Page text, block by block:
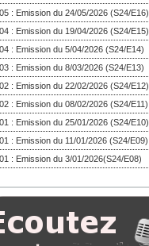
: Emission du 24/05/2026 (S24/E16)
: Emission du 19/04/2026 (S24/E15)
: Emission du 5/04/2026 (S24/E14)
: Emission du 8/03/2026 (S24/E13)
: Emission du 22/02/2026 (S24/E12)
: Emission du 08/02/2026 (S24/E11)
: Emission du 25/01/2026 (S24/E10)
: Emission du 11/01/2026 (S24/E09)
: Emission du 3/01/2026(S24/E08)